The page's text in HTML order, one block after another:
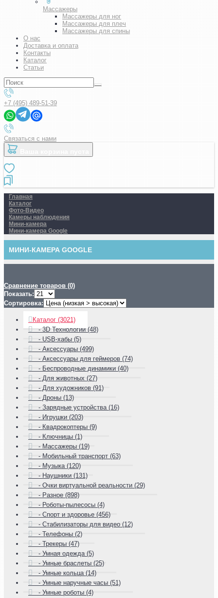
Массажеры
Массажеры для ног
Массажеры для плеч
Массажеры для спины
О нас
Доставка и оплата
Контакты
Каталог
Статьи
+7 (495) 489-51-39
Связаться с нами
Главная
Каталог
Фото-Видео
Камеры наблюдения
Мини-камера
Мини-камера Google
МИНИ-КАМЕРА GOOGLE
Сравнение товаров (0)
Показать:
Сортировка:
Каталог (3021)
- 3D Технологии (48)
- USB-хабы (5)
- Аксессуары (499)
- Аксессуары для геймеров (74)
- Беспроводные динамики (40)
- Для животных (27)
- Для художников (91)
- Дроны (13)
- Зарядные устройства (16)
- Игрушки (203)
- Квадрокоптеры (9)
- Ключницы (1)
- Массажеры (19)
- Мобильный транспорт (63)
- Музыка (120)
- Наушники (131)
- Очки виртуальной реальности (29)
- Разное (898)
- Роботы-пылесосы (4)
- Спорт и здоровье (456)
- Стабилизаторы для видео (12)
- Телефоны (2)
- Трекеры (47)
- Умная одежда (5)
- Умные браслеты (25)
- Умные кольца (14)
- Умные наручные часы (51)
- Умные роботы (4)